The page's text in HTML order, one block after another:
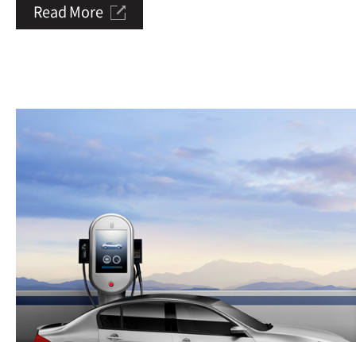
Read More